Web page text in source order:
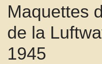
Maquettes
de la
1945